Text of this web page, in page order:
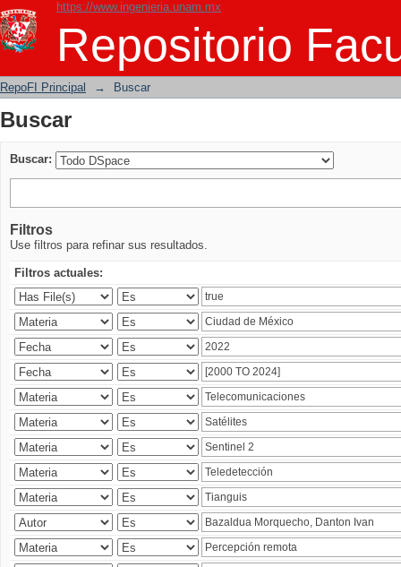
https://www.ingenieria.unam.mx
Repositorio
Buscar
RepoFI Principal → Buscar
Buscar
Buscar:
Filtros
Use filtros para refinar sus resultados.
Filtros actuales: